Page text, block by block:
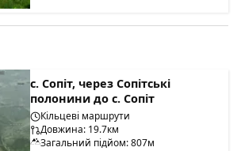
с. Сопіт, через Сопітські
полонини до с. Сопіт
Кільцеві маршрути
Довжина: 19.7км
Загальний підйом: 807м